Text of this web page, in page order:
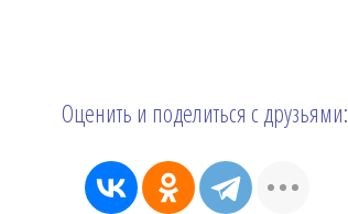
Оценить и поделиться с друзьями: